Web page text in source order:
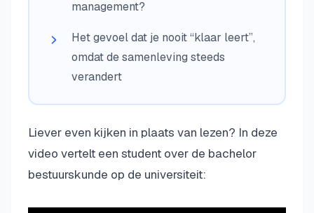
management?
Het gevoel dat je nooit “klaar leert”,
omdat de samenleving steeds
verandert
Liever even kijken in plaats van lezen? In deze
video vertelt een student over de bachelor
bestuurskunde op de universiteit: